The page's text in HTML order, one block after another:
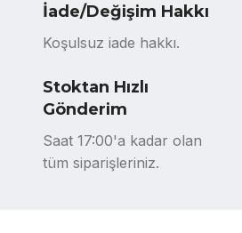
İade/Değişim Hakkı
Koşulsuz iade hakkı.
Stoktan Hızlı
Gönderim
Saat 17:00'a kadar olan
tüm siparişleriniz.